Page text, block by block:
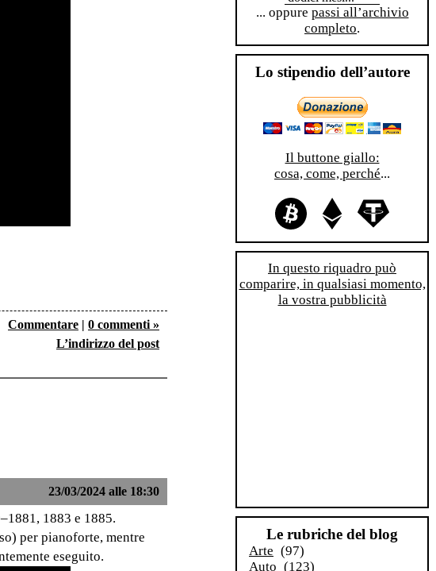
Commentare | 0 commenti »
L’indirizzo del post
23/03/2024 alle 18:30
1883 e 1885.
per pianoforte, mentre
eseguito.
... oppure passi all’archivio
completo.
Lo stipendio dell’autore
Il buttone giallo:
cosa, come, perché...
In questo riquadro può
comparire, in qualsiasi momento,
la vostra pubblicità
Le rubriche del blog
Arte (97)
Auto (123)